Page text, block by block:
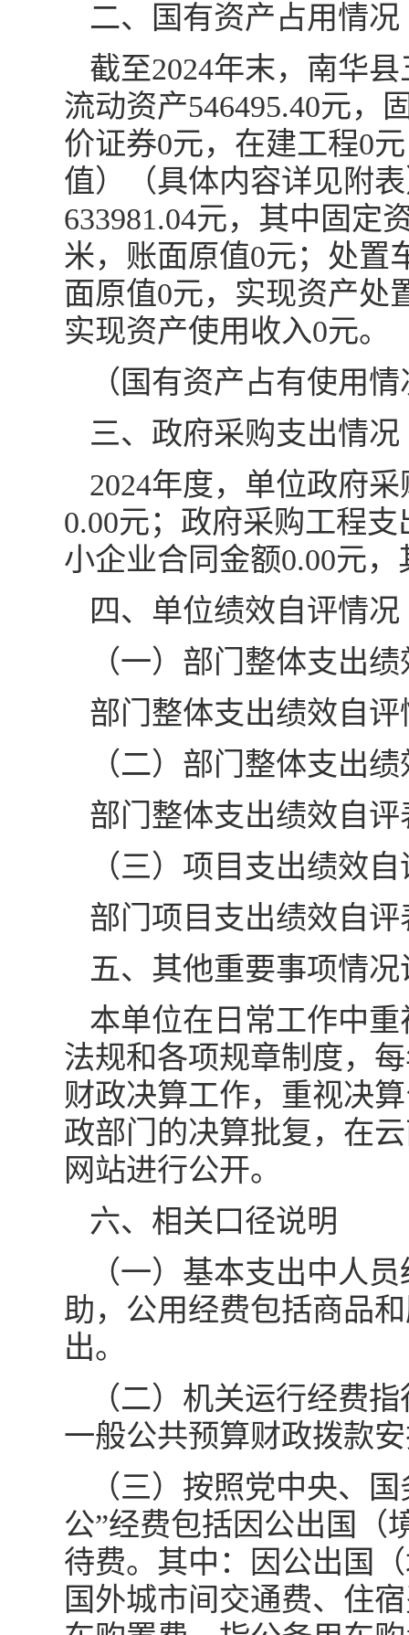
二、国有资产占用情况
截至2024年末，南华
流动资产546495.40元，
价证券0元，在建工程0
值）（具体内容详见附
633981.04元，其中固定
米，账面原值0元；处置
面原值0元，实现资产处
实现资产使用收入0元。
（国有资产占有使用
三、政府采购支出情况
2024年度，单位政府
0.00元；政府采购工程
小企业合同金额0.00元
四、单位绩效自评情况
（一）部门整体支出
部门整体支出绩效自
（二）部门整体支出
部门整体支出绩效自
（三）项目支出绩效
部门项目支出绩效自
五、其他重要事项情况
本单位在日常工作中
法规和各项规章制度，
财政决算工作，重视决
政部门的决算批复，在
网站进行公开。
六、相关口径说明
（一）基本支出中人
助，公用经费包括商品
出。
（二）机关运行经费
一般公共预算财政拨款
（三）按照党中央、
公”经费包括因公出国（
待费。其中：因公出国
国外城市间交通费、住